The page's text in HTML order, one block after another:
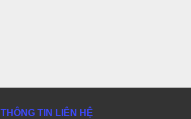
THÔNG TIN LIÊN HỆ